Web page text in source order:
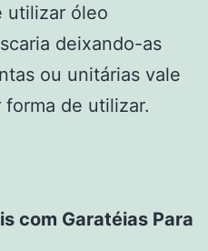
utilizar óleo
deixando-as
ou unitárias vale
de utilizar.
com Garatéias Para